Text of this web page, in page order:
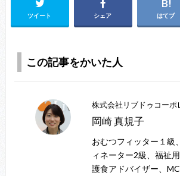
ツイート シェア はてブ
この記事をかいた人
株式会社リブドゥコーポ
岡崎 真規子
おむつフィッター１級
ィネーター2級、福祉
護食アドバイザー、